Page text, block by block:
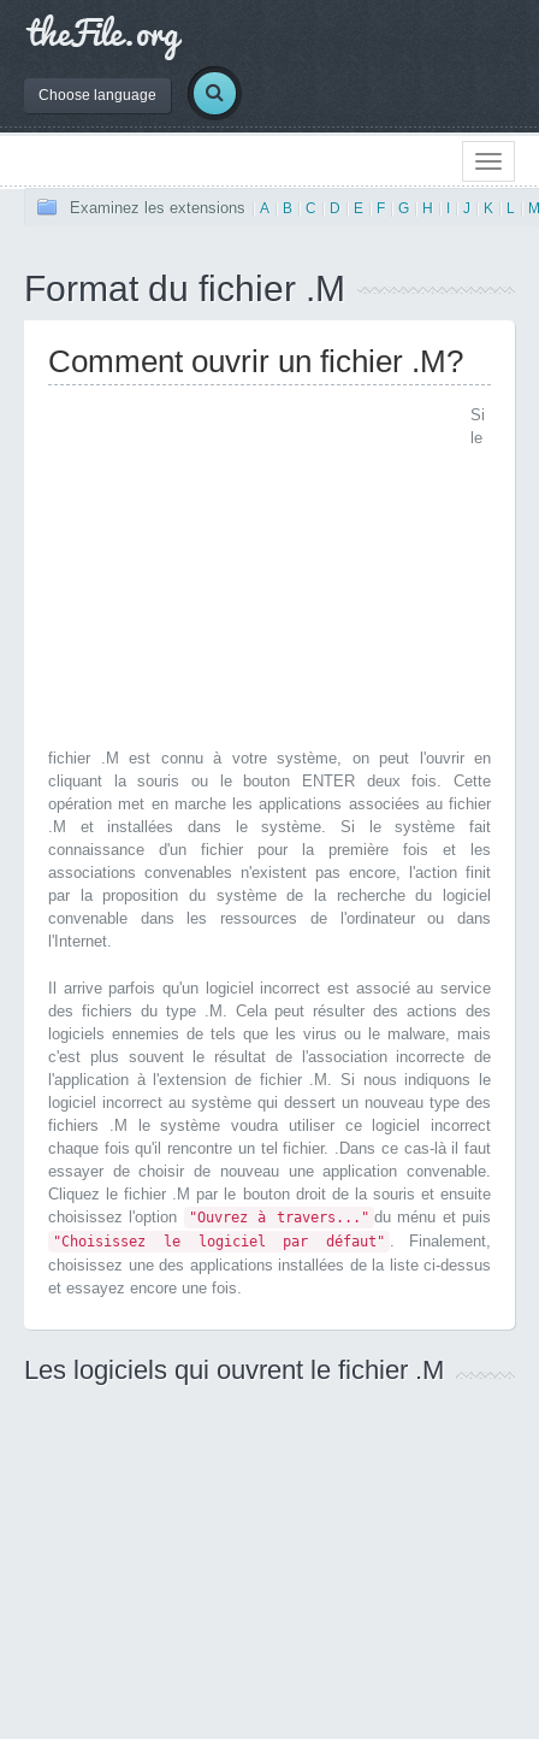
Choose language
Examinez les extensions A B C D E F G H J K L M
Format du fichier .M
Comment ouvrir un fichier .M?
Si
le
fichier .M est connu à votre système, on peut l'ouvrir en
cliquant la souris ou le bouton ENTER deux fois. Cette
opération met en marche les applications associées au fichier
.M et installées dans le système. Si le système fait
connaissance d'un fichier pour la première fois et les
associations convenables n'existent pas encore, l'action finit
par la proposition du système de la recherche du logiciel
convenable dans les ressources de l'ordinateur ou dans
l'Internet.
Il arrive parfois qu'un logiciel incorrect est associé au service
des fichiers du type .M. Cela peut résulter des actions des
logiciels ennemies de tels que les virus ou le malware, mais
c'est plus souvent le résultat de l'association incorrecte de
l'application à l'extension de fichier .M. Si nous indiquons le
logiciel incorrect au système qui dessert un nouveau type des
fichiers .M le système voudra utiliser ce logiciel incorrect
chaque fois qu'il rencontre un tel fichier. .Dans ce cas-là il faut
essayer de choisir de nouveau une application convenable.
Cliquez le fichier .M par le bouton droit de la souris et ensuite
choisissez l'option
"Ouvrez à travers..." du ménu et puis
"Choisissez le logiciel par défaut" . Finalement,
choisissez une des applications installées de la liste ci-dessus
et essayez encore une fois.
Les logiciels qui ouvrent le fichier .M